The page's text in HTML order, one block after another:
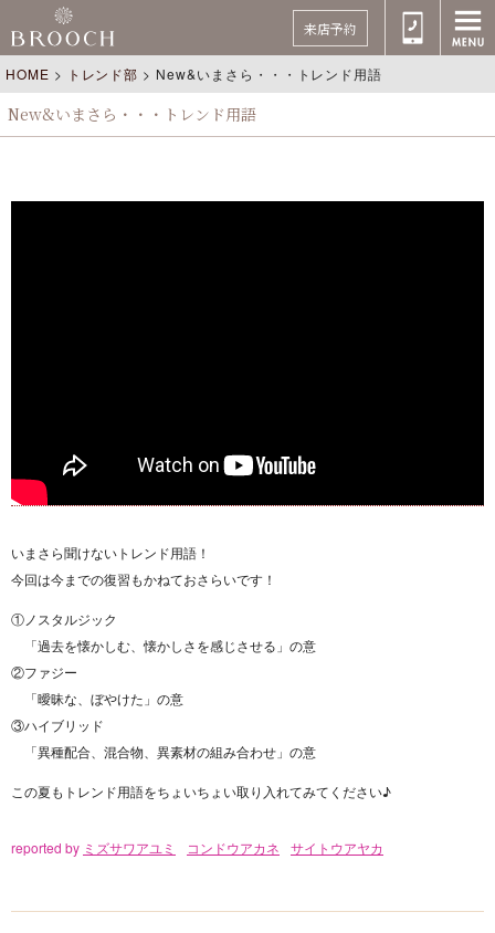
来店予約
HOME > トレンド部 > New&いまさら・・・トレンド用語
New&いまさら・・・トレンド用語
いまさら聞けないトレンド用語！
今回は今までの復習もかねておさらいです！
①ノスタルジック
「過去を懐かしむ、懐かしさを感じさせる」の意
②ファジー
「曖昧な、ぼやけた」の意
③ハイブリッド
「異種配合、混合物、異素材の組み合わせ」の意
この夏もトレンド用語をちょいちょい取り入れてみてください♪
reported by ミズサワアユミ コンドウアカネ サイトウアヤカ